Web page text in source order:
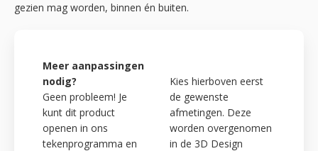
gezien mag worden, binnen én buiten.
Meer aanpassingen
nodig?
Geen probleem! Je
kunt dit product
openen in ons
tekenprogramma en
Kies hierboven eerst
de gewenste
afmetingen. Deze
worden overgenomen
in de 3D Design